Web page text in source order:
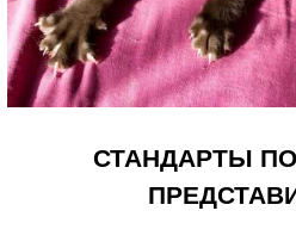
СТАНДАРТЫ